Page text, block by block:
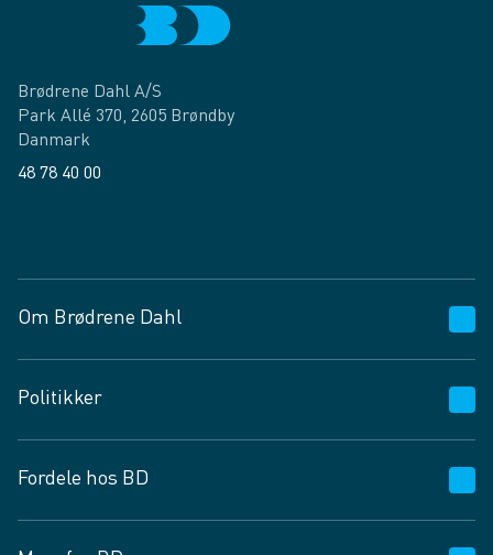
Brødrene Dahl A/S
Park Allé 370, 2605 Brøndby
Danmark
48 78 40 00
Om Brødrene Dahl
Vagttelefon 30 10 89 89
Spørgsmål og svar
Job og karriere
Fødevarekontrolrapport
Politikker
Privatlivspolitik
Cookies
Fordele hos BD